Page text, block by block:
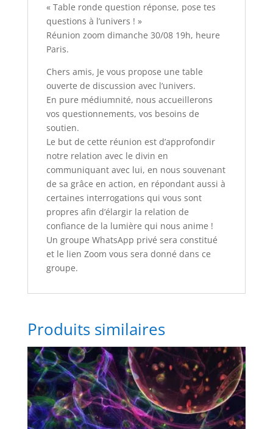
« Table ronde question réponse, pose tes
questions à l’univers ! »
Réunion zoom dimanche 30/08 19h, heure
Paris.
Chers amis, Je vous propose une table
ouverte de discussion avec l’univers.
En pure médiumnité, nous accueillerons
vos questionnements, vos besoins de
soutien.
Le but de cette réunion est d’approfondir
notre relation avec le divin en
communiquant avec lui, en nous souvenant
de sa grâce en action, en répondant aussi à
certaines interrogations qui vous sont
propres afin d’élargir la relation de
confiance de la lumière qui nous anime !
Un groupe WhatsApp privé sera constitué
et le lien Zoom vous sera donné dans ce
groupe.
Produits similaires